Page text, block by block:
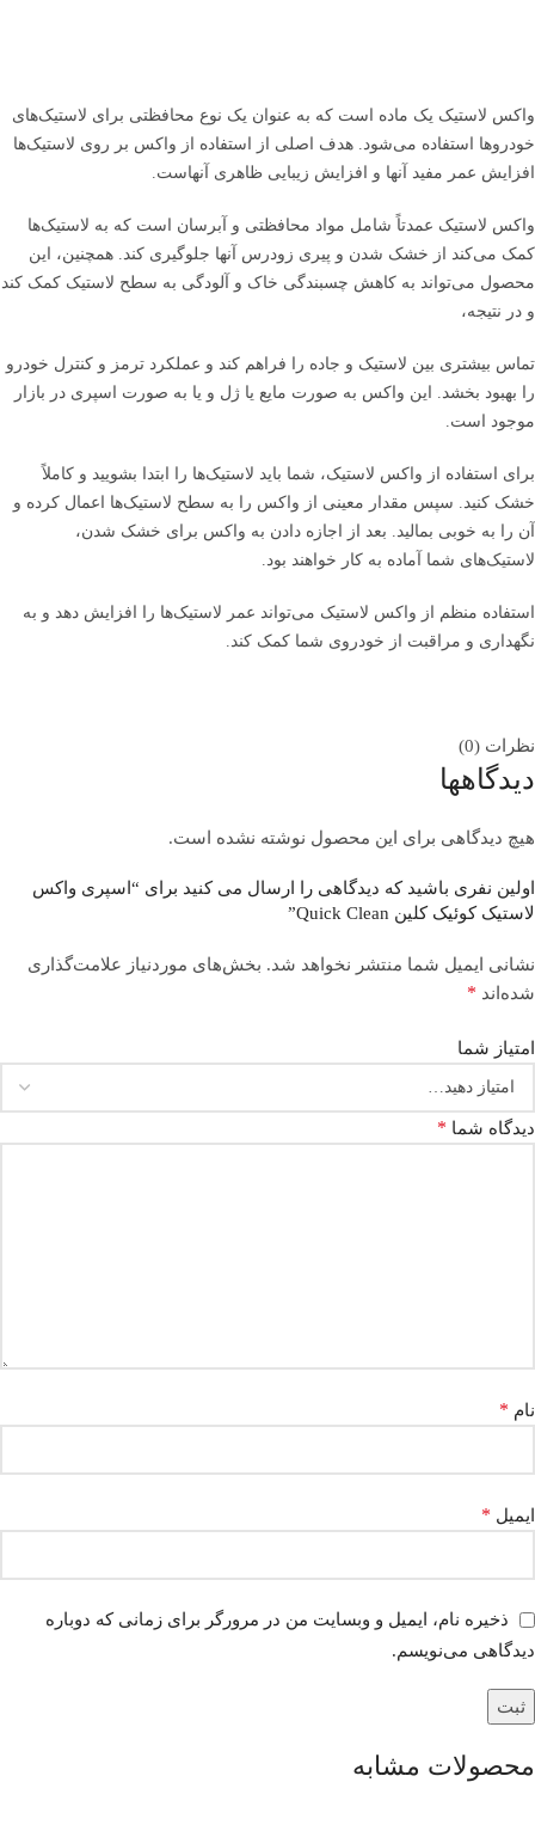
واکس لاستیک یک ماده است که به عنوان یک نوع محافظتی برای لاستیک‌های
خودروها استفاده می‌شود. هدف اصلی از استفاده از واکس بر روی لاستیک‌ها
افزایش عمر مفید آنها و افزایش زیبایی ظاهری آنهاست.
واکس لاستیک عمدتاً شامل مواد محافظتی و آبرسان است که به لاستیک‌ها
کمک می‌کند از خشک شدن و پیری زودرس آنها جلوگیری کند. همچنین، این
محصول می‌تواند به کاهش چسبندگی خاک و آلودگی به سطح لاستیک کمک کند
و در نتیجه،
تماس بیشتری بین لاستیک و جاده را فراهم کند و عملکرد ترمز و کنترل خودرو
را بهبود بخشد. این واکس به صورت مایع یا ژل و یا به صورت اسپری در بازار
موجود است.
برای استفاده از واکس لاستیک، شما باید لاستیک‌ها را ابتدا بشویید و کاملاً
خشک کنید. سپس مقدار معینی از واکس را به سطح لاستیک‌ها اعمال کرده و
آن را به خوبی بمالید. بعد از اجازه دادن به واکس برای خشک شدن،
لاستیک‌های شما آماده به کار خواهند بود.
استفاده منظم از واکس لاستیک می‌تواند عمر لاستیک‌ها را افزایش دهد و به
نگهداری و مراقبت از خودروی شما کمک کند.
نظرات (0)
دیدگاهها
هیچ دیدگاهی برای این محصول نوشته نشده است.
اولین نفری باشید که دیدگاهی را ارسال می کنید برای “اسپری واکس
لاستیک کوئیک کلین Quick Clean”
نشانی ایمیل شما منتشر نخواهد شد. بخش‌های موردنیاز علامت‌گذاری
شده‌اند *
امتیاز شما
دیدگاه شما *
نام *
ایمیل *
ذخیره نام، ایمیل و وبسایت من در مرورگر برای زمانی که دوباره
دیدگاهی می‌نویسم.
محصولات مشابه